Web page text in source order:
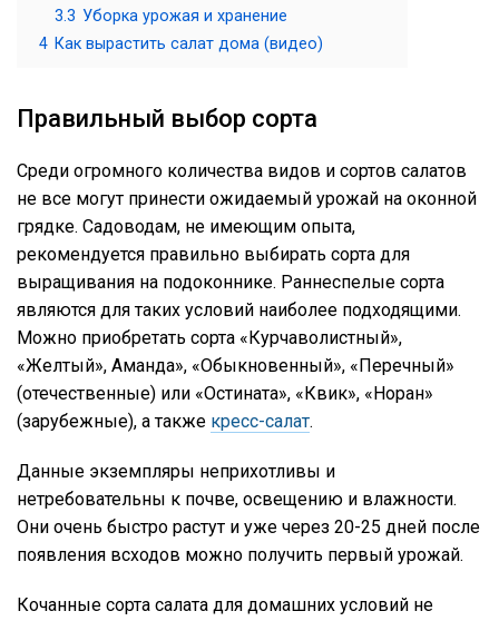
3.3 Уборка урожая и хранение
4 Как вырастить салат дома (видео)
Правильный выбор сорта
Среди огромного количества видов и сортов салатов
не все могут принести ожидаемый урожай на оконной
грядке. Садоводам, не имеющим опыта,
рекомендуется правильно выбирать сорта для
выращивания на подоконнике. Раннеспелые сорта
являются для таких условий наиболее подходящими.
Можно приобретать сорта «Курчаволистный»,
«Желтый», Аманда», «Обыкновенный», «Перечный»
(отечественные) или «Остината», «Квик», «Норан»
(зарубежные), а также кресс-салат.
Данные экземпляры неприхотливы и
нетребовательны к почве, освещению и влажности.
Они очень быстро растут и уже через 20-25 дней после
появления всходов можно получить первый урожай.
Кочанные сорта салата для домашних условий не